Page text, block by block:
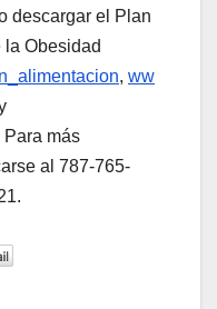
descargar el Plan
Obesidad
, ww
Para más
al 787-765-